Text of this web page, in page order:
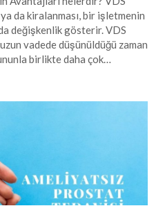
ya da kiralanması, bir işletmenin
değişkenlik gösterir. VDS
vadede düşünüldüğü zaman
birlikte daha çok…